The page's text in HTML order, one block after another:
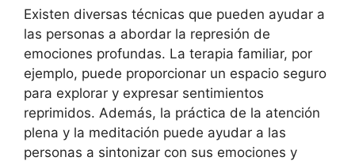
Existen diversas técnicas que pueden ayudar a
las personas a abordar la represión de
emociones profundas. La terapia familiar, por
ejemplo, puede proporcionar un espacio seguro
para explorar y expresar sentimientos
reprimidos. Además, la práctica de la atención
plena y la meditación puede ayudar a las
personas a sintonizar con sus emociones y